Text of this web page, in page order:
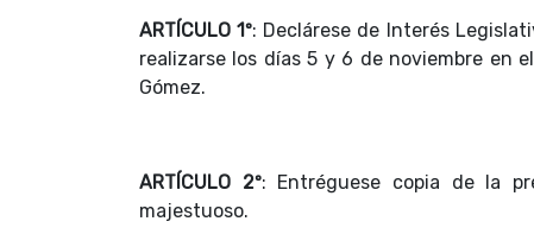
ARTÍCULO 1º: Declárese de Interés
realizarse los días 5 y 6 de noviembre en
Gómez.
ARTÍCULO 2º: Entréguese copia de la
majestuoso.